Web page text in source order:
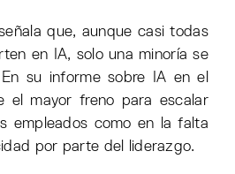
que, aunque casi todas
en IA, solo una minoría se
su informe sobre IA en el
el mayor freno para escalar
empleados como en la falta
por parte del liderazgo.